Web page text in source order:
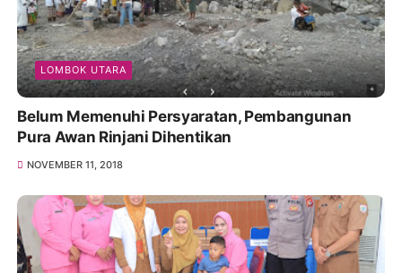
LOMBOK UTARA
Belum Memenuhi Persyaratan, Pembangunan
Pura Awan Rinjani Dihentikan
NOVEMBER 11, 2018